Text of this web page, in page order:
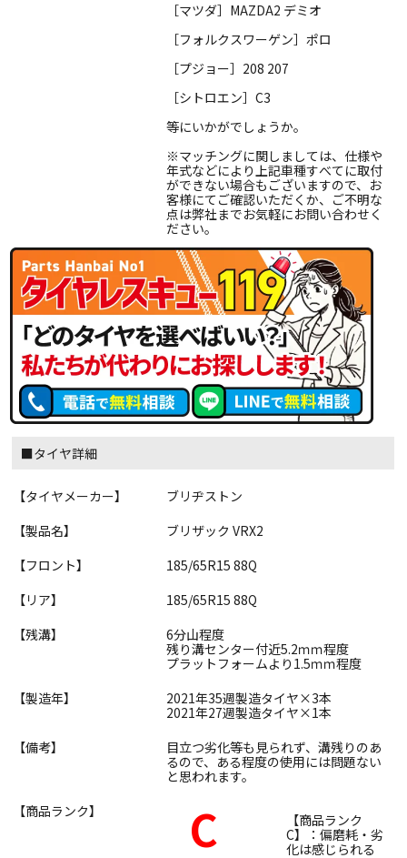
［マツダ］MAZDA2 デミオ
［フォルクスワーゲン］ポロ
［プジョー］208 207
［シトロエン］C3
等にいかがでしょうか。
※マッチングに関しましては、仕様や
年式などにより上記車種すべてに取付
ができない場合もございますので、お
客様にてご確認いただくか、ご不明な
点は弊社までお気軽にお問い合わせく
ださい。
■タイヤ詳細
【タイヤメーカー】
ブリヂストン
【製品名】
ブリザック VRX2
【フロント】
185/65R15 88Q
【リア】
185/65R15 88Q
【残溝】
6分山程度
残り溝センター付近5.2ｍｍ程度
プラットフォームより1.5ｍｍ程度
【製造年】
2021年35週製造タイヤ×3本
2021年27週製造タイヤ×1本
【備考】
目立つ劣化等も見られず、溝残りのあ
るので、ある程度の使用には問題ない
と思われます。
【商品ランク】
C
【商品ランク
C】：偏磨耗・劣
化は感じられる